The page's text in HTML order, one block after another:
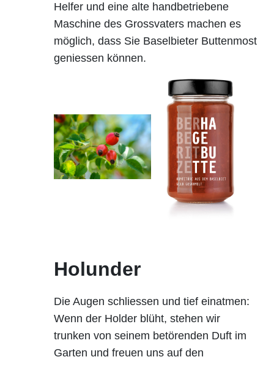
Helfer und eine alte handbetriebene
Maschine des Grossvaters machen es
möglich, dass Sie Baselbieter Buttenmost
geniessen können.
Holunder
Die Augen schliessen und tief einatmen:
Wenn der Holder blüht, stehen wir
trunken von seinem betörenden Duft im
Garten und freuen uns auf den